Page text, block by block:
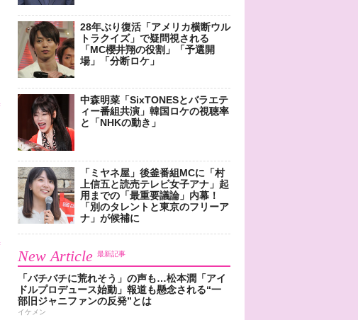
28年ぶり復活「アメリカ横断ウル
トラクイズ」で疑問視される
「MC櫻井翔の役割」「予選開
場」「分断ロケ」
中森明菜「SixTONESとバラエテ
ィー番組共演」韓国ロケの視聴率
と「NHKの動き」
「ミヤネ屋」後釜番組MCに「村
上信五と読売テレビ女子アナ」起
用までの「最重要議論」内幕！
「別のタレントと東京のフリーア
ナ」が候補に
New Article 最新記事
「バチバチに荒れそう」の声も…松本潤「アイ
ドルプロデュース始動」報道も懸念される“一
部旧ジャニファンの反発”とは
イケメン